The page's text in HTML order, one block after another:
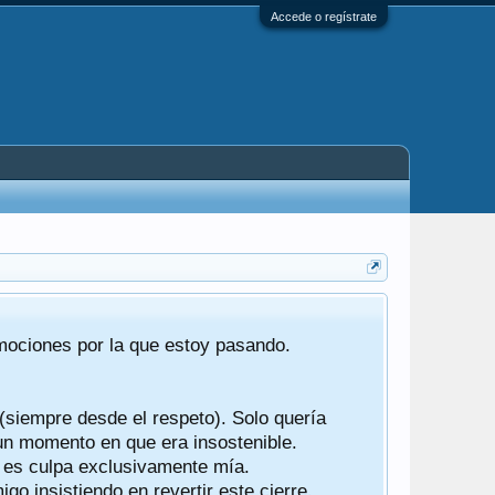
Accede o regístrate
por la que estoy pasando.
desde el respeto). Solo quería
momento en que era insostenible.
culpa exclusivamente mía.
insistiendo en revertir este cierre.